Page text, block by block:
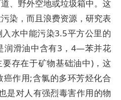
、野外空地或垃圾箱中。这
染，而且浪费资源，研究表
水中能污染3.5平方公里的
润滑油中含有3，4—苯并花
存在于矿物基础油中)，这
作用;含氯的多环芳烃化合
是对人有强烈毒害作用的物